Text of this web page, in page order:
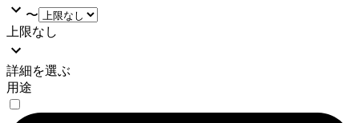
〜
上限なし
詳細を選ぶ
用途